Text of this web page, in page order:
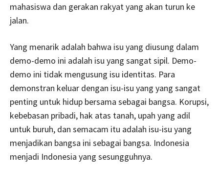
mahasiswa dan gerakan rakyat yang akan turun ke
jalan.
Yang menarik adalah bahwa isu yang diusung dalam
demo-demo ini adalah isu yang sangat sipil. Demo-
demo ini tidak mengusung isu identitas. Para
demonstran keluar dengan isu-isu yang yang sangat
penting untuk hidup bersama sebagai bangsa. Korupsi,
kebebasan pribadi, hak atas tanah, upah yang adil
untuk buruh, dan semacam itu adalah isu-isu yang
menjadikan bangsa ini sebagai bangsa. Indonesia
menjadi Indonesia yang sesungguhnya.